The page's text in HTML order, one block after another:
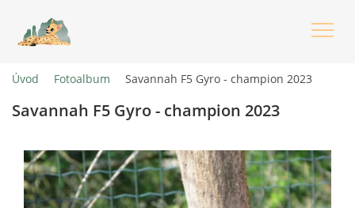
CO JSOU HYBRIDNÍ KOČKY - JEJICH PŮVOD
Úvod Fotoalbum Savannah F5 Gyro - champion 2023
Savannah F5 Gyro - champion 2023